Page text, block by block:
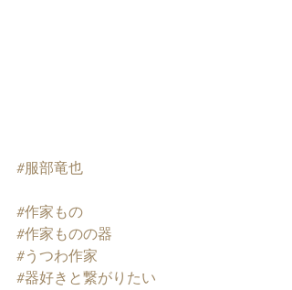
#服部竜也
#作家もの
#作家ものの器
#うつわ作家
#器好きと繋がりたい